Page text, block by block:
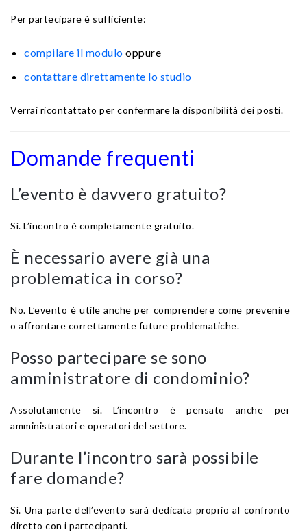
Per partecipare è sufficiente:
compilare il modulo oppure
contattare direttamente lo studio
Verrai ricontattato per confermare la disponibilità dei posti.
Domande frequenti
L’evento è davvero gratuito?
Sì. L’incontro è completamente gratuito.
È necessario avere già una
problematica in corso?
No. L’evento è utile anche per comprendere come prevenire
o affrontare correttamente future problematiche.
Posso partecipare se sono
amministratore di condominio?
Assolutamente sì. L’incontro è pensato anche per
amministratori e operatori del settore.
Durante l’incontro sarà possibile
fare domande?
Sì. Una parte dell’evento sarà dedicata proprio al confronto
diretto con i partecipanti.